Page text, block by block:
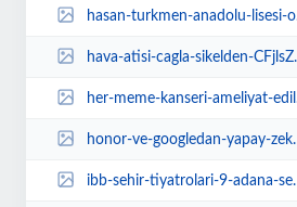
hasan-turkmen-anadolu-lisesi-ogrencileri-okullarini-istiyor-3JinZiGg.jpeg
hava-atisi-cagla-sikelden-CFjlsZri.jpg
her-meme-kanseri-ameliyat-edilmeli-mi-U5mptugd.jpg
honor-ve-googledan-yapay-zeka-is-birligi-circle-53rMlY4w.jpg
ibb-sehir-tiyatrolari-9-adana-sehir-tiyatrolari-festivalinde-seyirciyle-bulus...